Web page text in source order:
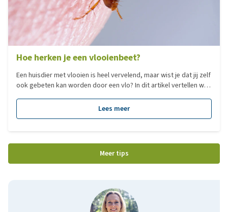
Hoe herken je een vlooienbeet?
Een huisdier met vlooien is heel vervelend, maar wist je dat jij zelf
ook gebeten kan worden door een vlo? In dit artikel vertellen we
Lees meer
Meer tips